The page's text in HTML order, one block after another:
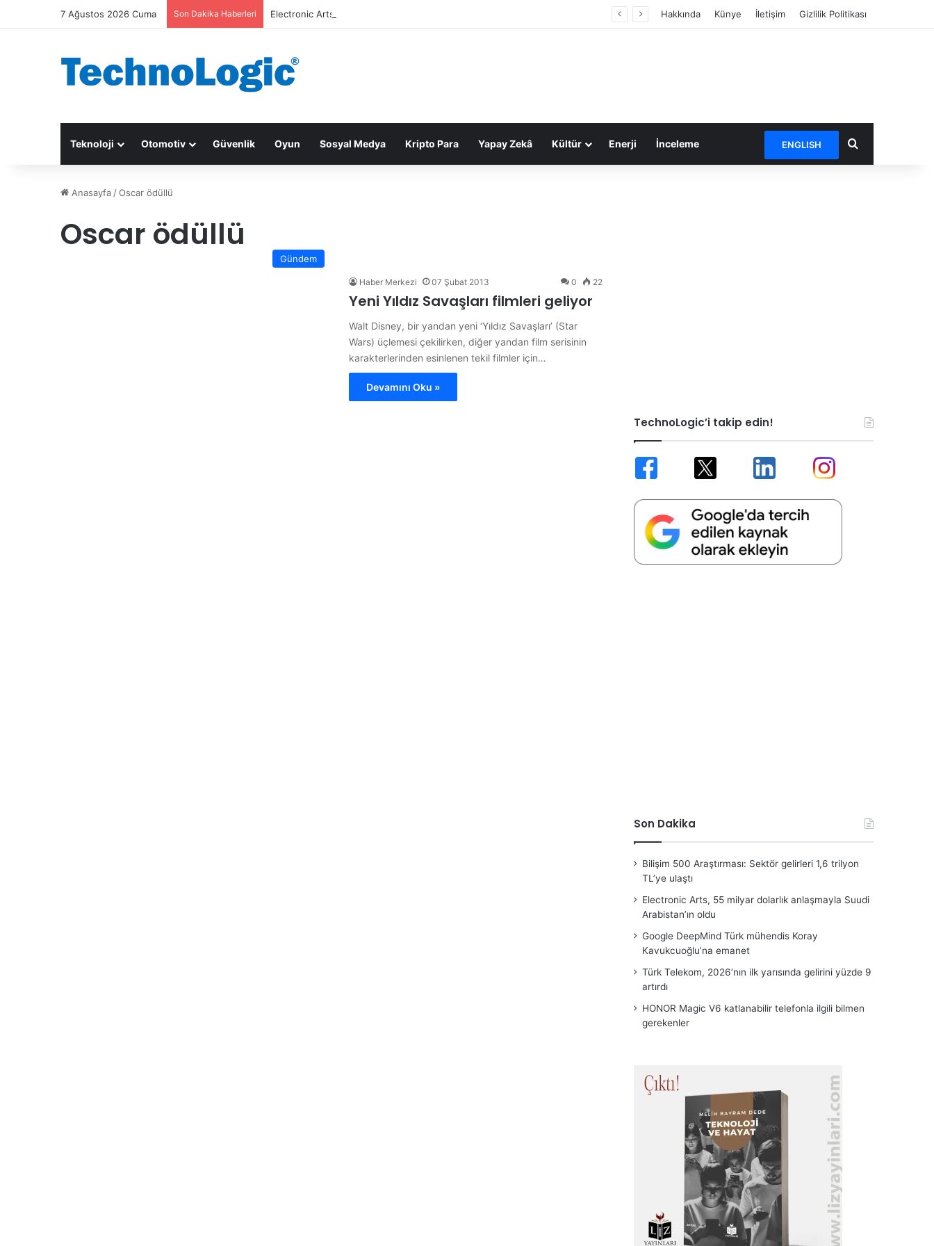
7 Ağustos 2026 Cuma Son Dakika Haberleri Electronic Arts, 55 milyar dolarlık anlaşmayla Suudi Arabistan’ın oldu Hakkında Künye İletişim Gizlilik Politikası
Teknoloji Otomotiv Güvenlik Oyun Sosyal Medya Kripto Para Yapay Zekâ Kültür Enerji İnceleme ENGLISH Arama yap ...
Anasayfa /Oscar ödüllü
Oscar ödüllü
Gündem
Haber Merkezi 07 Şubat 2013 0 22
Yeni Yıldız Savaşları filmleri geliyor
Walt Disney, bir yandan yeni ‘Yıldız Savaşları’ (Star
Wars) üçlemesi çekilirken, diğer yandan film serisinin
karakterlerinden esinlenen tekil filmler için…
Devamını Oku »
TechnoLogic’i takip edin!
Son Dakika
Bilişim 500 Araştırması: Sektör gelirleri 1,6 trilyon
TL’ye ulaştı
Electronic Arts, 55 milyar dolarlık anlaşmayla Suudi
Arabistan’ın oldu
Google DeepMind Türk mühendis Koray
Kavukcuoğlu’na emanet
Türk Telekom, 2026’nın ilk yarısında gelirini yüzde 9
artırdı
HONOR Magic V6 katlanabilir telefonla ilgili bilmen
gerekenler